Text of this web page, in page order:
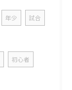
年少 試合
初心者